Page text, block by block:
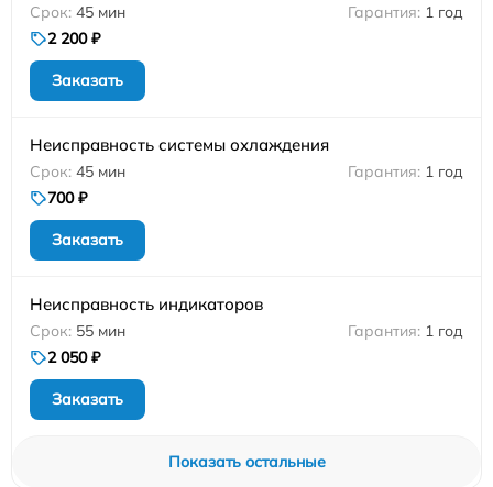
45 мин
1 год
2 200 ₽
Заказать
Неисправность системы охлаждения
45 мин
1 год
700 ₽
Заказать
Неисправность индикаторов
55 мин
1 год
2 050 ₽
Заказать
Показать остальные